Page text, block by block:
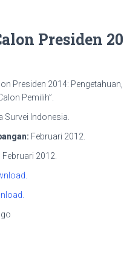
Presiden
Presiden 2014: Pengetahuan,
Pemilih”.
Survei Indonesia.
Februari 2012.
Februari 2012.